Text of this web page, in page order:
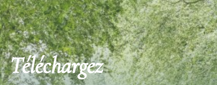
Découvrez également
Téléchargez